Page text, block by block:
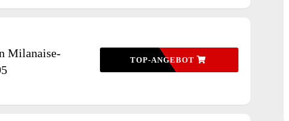
Milanaise-
TOP-ANGEBOT